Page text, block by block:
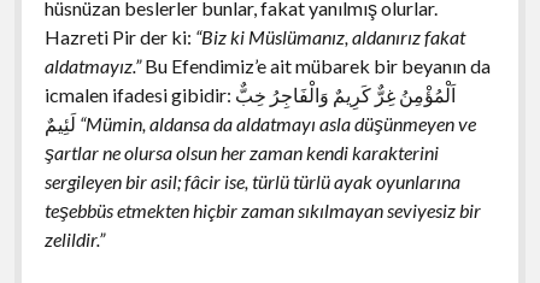
hüsnüzan beslerler bunlar, fakat yanılmış olurlar.
Hazreti Pir der ki: “Biz ki Müslümanız, aldanırız fakat
aldatmayız.”Bu Efendimiz’e ait mübarek bir beyanın da
icmalen ifadesi gibidir: اَلْمُؤْمِنُ غِرٌّ كَرِيمٌ وَالْفَاجِرُ خِبٌّ
“Mümin, aldansa da aldatmayı asla düşünmeyen ve
şartlar ne olursa olsun her zaman kendi karakterini
sergileyen bir asil; fâcir ise, türlü türlü ayak oyunlarına
teşebbüs etmekten hiçbir zaman sıkılmayan seviyesiz bir
zelildir.”